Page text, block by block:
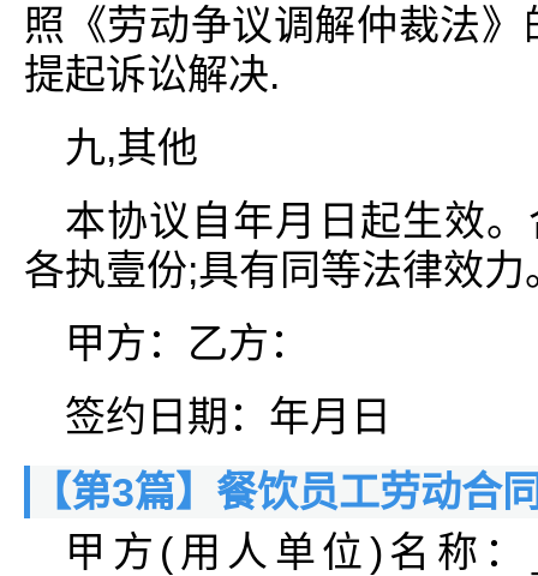
照《劳动争议调解仲裁法
提起诉讼解决.
九,其他
本协议自年月日起生效
各执壹份;具有同等法律效力
甲方：乙方：
签约日期：年月日
【第3篇】餐饮员工劳动合
甲方(用人单位)名称：